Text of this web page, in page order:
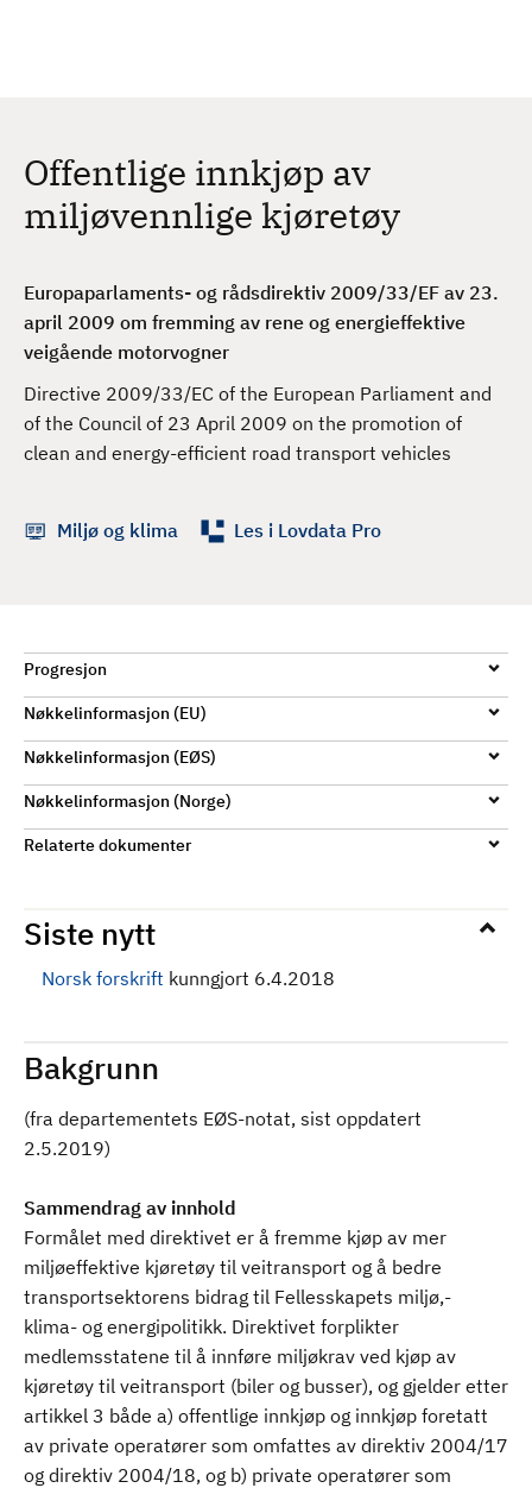
Offentlige innkjøp av
miljøvennlige kjøretøy
Europaparlaments- og rådsdirektiv 2009/33/EF av 23.
april 2009 om fremming av rene og energieffektive
veigående motorvogner
Directive 2009/33/EC of the European Parliament and
of the Council of 23 April 2009 on the promotion of
clean and energy-efficient road transport vehicles
Miljø og klima Les i Lovdata Pro
Progresjon
Nøkkelinformasjon (EU)
Nøkkelinformasjon (EØS)
Nøkkelinformasjon (Norge)
Relaterte dokumenter
Siste nytt
Norsk forskrift kunngjort 6.4.2018
Bakgrunn
(fra departementets EØS-notat, sist oppdatert
2.5.2019)
Sammendrag av innhold
Formålet med direktivet er å fremme kjøp av mer
miljøeffektive kjøretøy til veitransport og å bedre
transportsektorens bidrag til Fellesskapets miljø,-
klima- og energipolitikk. Direktivet forplikter
medlemsstatene til å innføre miljøkrav ved kjøp av
kjøretøy til veitransport (biler og busser), og gjelder etter
artikkel 3 både a) offentlige innkjøp og innkjøp foretatt
av private operatører som omfattes av direktiv 2004/17
og direktiv 2004/18, og b) private operatører som